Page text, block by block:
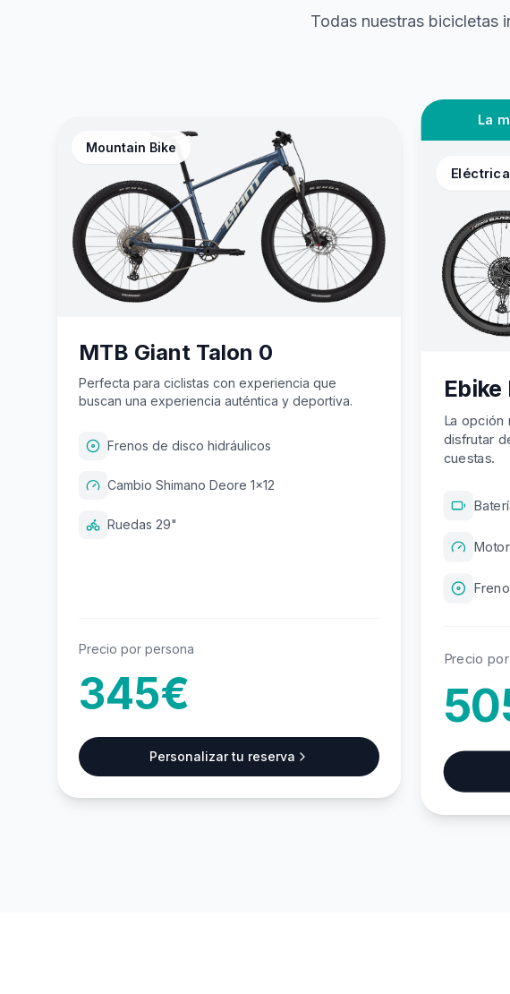
Todas nuestras bicicletas
Mountain Bike
MTB Giant Talon 0
Perfecta para ciclistas con experiencia que
buscan una experiencia auténtica y deportiva.
Frenos de disco hidráulicos
Cambio Shimano Deore 1x12
Ruedas 29"
Precio por persona
345€
Personalizar tu reserva
La
La opción
disfrutar
cuestas.
Precio